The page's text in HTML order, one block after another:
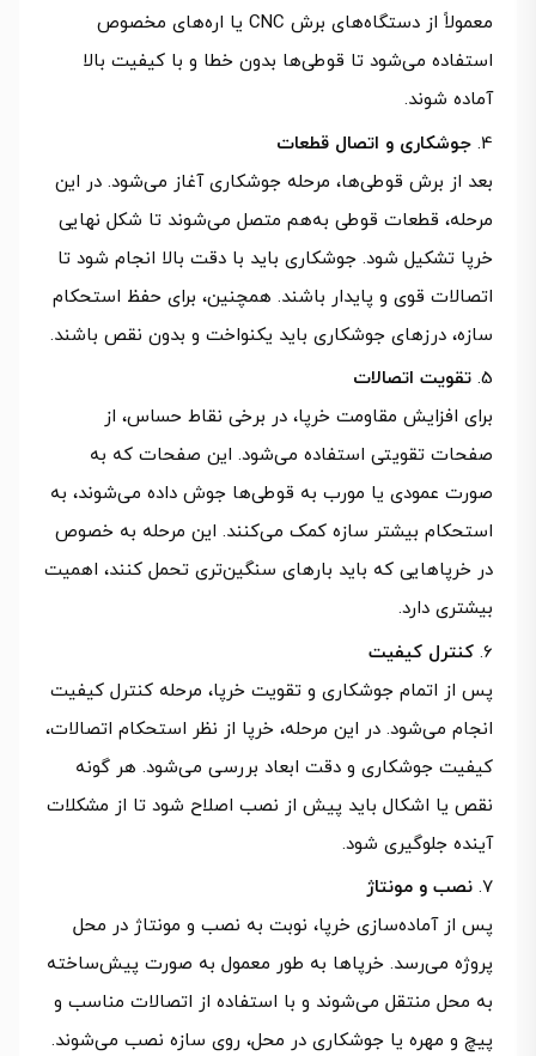
معمولاً از دستگاه‌های برش CNC یا اره‌های مخصوص
استفاده می‌شود تا قوطی‌ها بدون خطا و با کیفیت بالا
آماده شوند.
جوشکاری و اتصال قطعات
بعد از برش قوطی‌ها، مرحله جوشکاری آغاز می‌شود. در این
مرحله، قطعات قوطی به‌هم متصل می‌شوند تا شکل نهایی
خرپا تشکیل شود. جوشکاری باید با دقت بالا انجام شود تا
اتصالات قوی و پایدار باشند. همچنین، برای حفظ استحکام
سازه، درزهای جوشکاری باید یکنواخت و بدون نقص باشند.
تقویت اتصالات
برای افزایش مقاومت خرپا، در برخی نقاط حساس، از
صفحات تقویتی استفاده می‌شود. این صفحات که به
صورت عمودی یا مورب به قوطی‌ها جوش داده می‌شوند، به
استحکام بیشتر سازه کمک می‌کنند. این مرحله به خصوص
در خرپاهایی که باید بارهای سنگین‌تری تحمل کنند، اهمیت
بیشتری دارد.
کنترل کیفیت
پس از اتمام جوشکاری و تقویت خرپا، مرحله کنترل کیفیت
انجام می‌شود. در این مرحله، خرپا از نظر استحکام اتصالات،
کیفیت جوشکاری و دقت ابعاد بررسی می‌شود. هر گونه
نقص یا اشکال باید پیش از نصب اصلاح شود تا از مشکلات
آینده جلوگیری شود.
نصب و مونتاژ
پس از آماده‌سازی خرپا، نوبت به نصب و مونتاژ در محل
پروژه می‌رسد. خرپاها به طور معمول به صورت پیش‌ساخته
به محل منتقل می‌شوند و با استفاده از اتصالات مناسب و
پیچ و مهره یا جوشکاری در محل، روی سازه نصب می‌شوند.